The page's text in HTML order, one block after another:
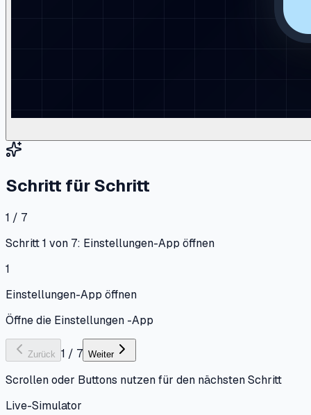
Schritt für Schritt
1 / 7
Schritt 1 von 7: Einstellungen-App öffnen
1
Einstellungen-App öffnen
Öffne die Einstellungen -App
Zurück 1 / 7 Weiter
Scrollen oder Buttons nutzen für den nächsten Schritt
Live-Simulator